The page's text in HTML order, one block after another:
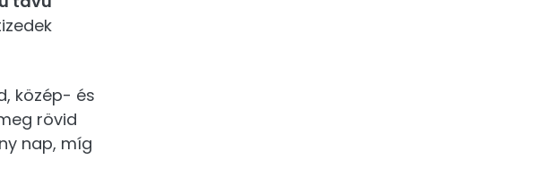
közép- és
rövid
nap, míg